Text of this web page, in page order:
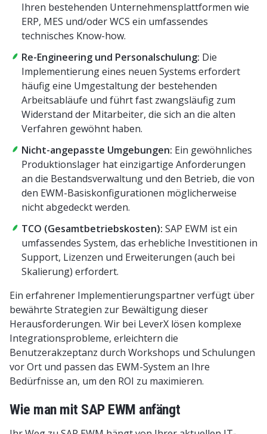
Ihren bestehenden Unternehmensplattformen wie
ERP, MES und/oder WCS ein umfassendes
technisches Know-how.
Re-Engineering und Personalschulung: Die
Implementierung eines neuen Systems erfordert
häufig eine Umgestaltung der bestehenden
Arbeitsabläufe und führt fast zwangsläufig zum
Widerstand der Mitarbeiter, die sich an die alten
Verfahren gewöhnt haben.
Nicht-angepasste Umgebungen: Ein gewöhnliches
Produktionslager hat einzigartige Anforderungen
an die Bestandsverwaltung und den Betrieb, die von
den EWM-Basiskonfigurationen möglicherweise
nicht abgedeckt werden.
TCO (Gesamtbetriebskosten): SAP EWM ist ein
umfassendes System, das erhebliche Investitionen in
Support, Lizenzen und Erweiterungen (auch bei
Skalierung) erfordert.
Ein erfahrener Implementierungspartner verfügt über
bewährte Strategien zur Bewältigung dieser
Herausforderungen. Wir bei LeverX lösen komplexe
Integrationsprobleme, erleichtern die
Benutzerakzeptanz durch Workshops und Schulungen
vor Ort und passen das EWM-System an Ihre
Bedürfnisse an, um den ROI zu maximieren.
Wie man mit SAP EWM anfängt